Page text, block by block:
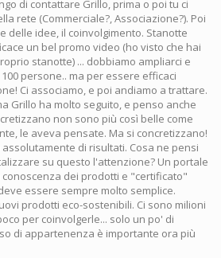
di contattare Grillo, prima o poi tu ci
rete (Commerciale?, Associazione?). Poi
delle idee, il coinvolgimento. Stanotte
un bel promo video (ho visto che hai
stanotte) ... dobbiamo ampliarci e
persone.. ma per essere efficaci
Ci associamo, e poi andiamo a trattare.
Grillo ha molto seguito, e penso anche
non sono più così belle come
le aveva pensate. Ma si concretizzano!
assolutamente di risultati. Cosa ne pensi
su questo l'attenzione? Un portale
dei prodotti e "certificato"
essere sempre molto semplice.
prodotti eco-sostenibili. Ci sono milioni
per coinvolgerle... solo un po' di
di appartenenza è importante ora più